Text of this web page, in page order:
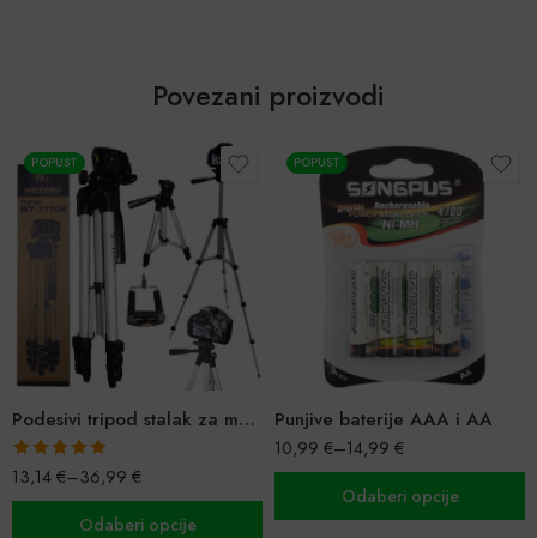
Povezani proizvodi
POPUST
Podesivi tripod stalak za mobitel i fotoaparat
Ocijenjeno
5.00od 5
13,14€–36,99 €
Odaberi opcije
POPUST
Punjive baterije AAA i AA
10,99 €–14,99 €
Odaberi opcije